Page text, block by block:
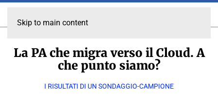
Skip to main content
La PA che migra verso il Cloud. A
che punto siamo?
I RISULTATI DI UN SONDAGGIO-CAMPIONE